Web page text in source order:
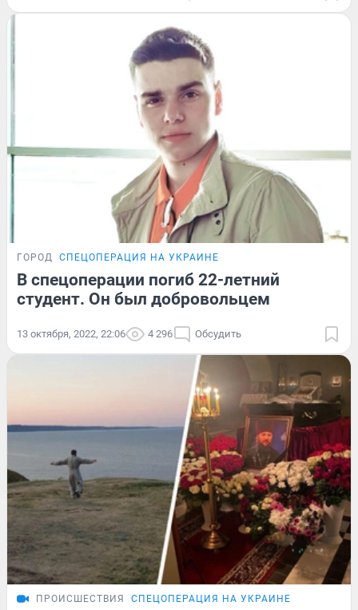
ГОРОД СПЕЦОПЕРАЦИЯ НА УКРАИНЕ
В спецоперации погиб 22-летний
студент. Он был добровольцем
13 октября, 2022, 22:06 4 296 Обсудить
ПРОИСШЕСТВИЯ СПЕЦОПЕРАЦИЯ НА УКРАИНЕ